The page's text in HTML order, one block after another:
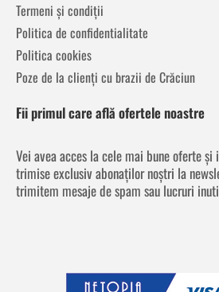
Termeni și condiții
Politica de confidentialitate
Politica cookies
Poze de la clienți cu brazii de Crăciun
Fii primul care află ofertele noastre
Vei avea acces la cele mai bune oferte
trimise exclusiv abonaților noștri la
trimitem mesaje de spam sau lucruri